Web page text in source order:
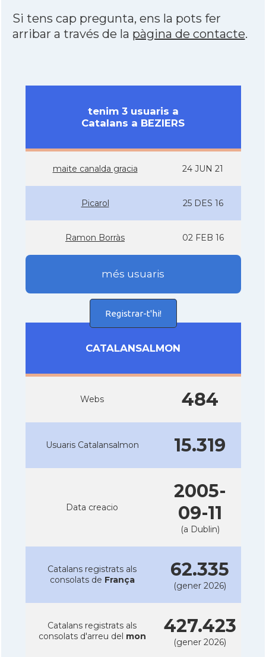
Si tens cap pregunta, ens la pots fer
arribar a través de la pàgina de contacte.
tenim 3 usuaris a
Catalans a BEZIERS
maite canalda gracia 24 JUN 21
Picarol 25 DES 16
Ramon Borràs 02 FEB 16
més usuaris
Registrar-t'hi!
CATALANSALMON
Webs 484
Usuaris Catalansalmon 15.319
Data creacio
2005-
09-11
(a Dublin)
Catalans registrats als
consolats de França 62.335
(gener 2026)
Catalans registrats als
consolats d'arreu del mon 427.423
(gener 2026)